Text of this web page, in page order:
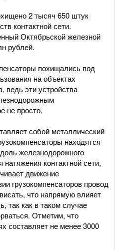
2 тысяч 650 штук
контактной сети.
Октябрьской железной
рублей.
похищались под
на объектах
ведь эти устройства
не просто.
собой металлический
находятся
железнодорожного
контактной сети,
движение
грузокомпенсаторов провод
что напрямую влияет
так как в таком случае
Отметим, что
составляет не менее 3000